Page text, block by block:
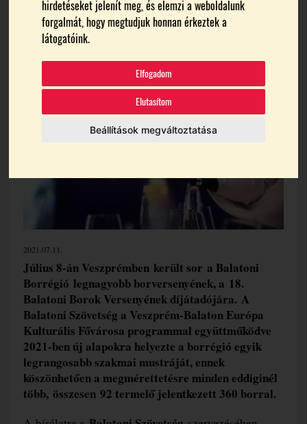
hirdetéseket jelenít meg, és elemzi a weboldalunk
forgalmát, hogy megtudjuk honnan érkeztek a
látogatóink.
Elfogadom
Elutasítom
Beállítások megváltoztatása
borai 2021-ben
Mészáros Gabriella
2021.07.11.
Július 8-án Veszprémben került sor a Balatoni
Borrégió legnagyobb borversenyének, a 18.
Balatoni Borok Versenyének díjátadójára. A
Balatoni Szövetség a Veszprém-Balaton Európa
Kulturális Fővárosa programmal együttműködve
2021-ben új alapokra helyezte a borrégió egyik
legrangosabb szakmai mustráját, ennek
köszönhetően a megmérettetésre minden eddiginél
több, összesen 92 termelő jelentkezett 360 borral.